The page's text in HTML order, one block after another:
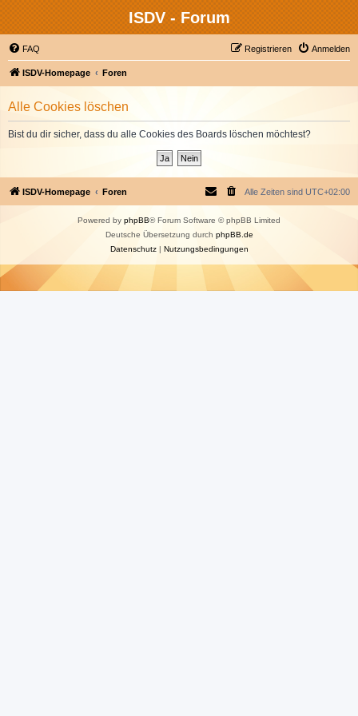
ISDV - Forum
FAQ Anmelden
Registrieren
ISDV-Homepage Foren
Alle Cookies löschen
Bist du dir sicher, dass du alle Cookies des Boards löschen möchtest?
ISDV-Homepage Foren Alle Zeiten sind UTC+02:00
Powered by phpBB® Forum Software © phpBB Limited
Deutsche Übersetzung durch phpBB.de
Datenschutz| Nutzungsbedingungen